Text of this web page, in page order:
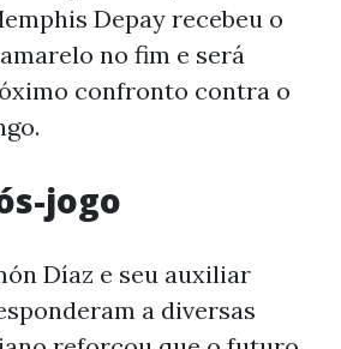
Depay recebeu o
no fim e será
confronto contra o
jogo
Díaz e seu auxiliar
a diversas